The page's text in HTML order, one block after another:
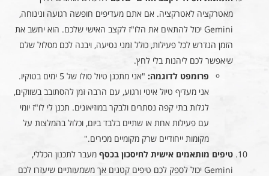
מאטרקציה לאטרקציה. אם אתם מעדיפים חופשה רגועה ונינוחה,
Gemini יכול להתאים את הלו"ז לקצב האישי שלכם. הוא יחשב את
הזמן הנדרש לכל פעילות, כולל זמני נסיעה, ויבנה לכם מסלול שלם
שיאפשר לכם ליהנות בלי לחץ.
פרומפט לדוגמה:
"אני מתכנן טיול סולו של 5 ימים בטוקיו.
אני מעדיף טיול איטי ורגוע, עם הרבה זמן להסתובב בשווקים,
לגלות בתי קפה נסתרים ולבקר במוזיאונים. תכנן לי לו"ז יומי
עם פעילות אחת או שתיים בלבד ביום, וכלול בהמלצות על
מקומות ייחודיים שרק מקומיים מכירים."
טיפים מותאמים אישית לחיסכון בכסף מעבר לתכנון הכללי,
Gemini יכול לספק לכם טיפים קטנים אך משמעותיים שיעזרו לכם